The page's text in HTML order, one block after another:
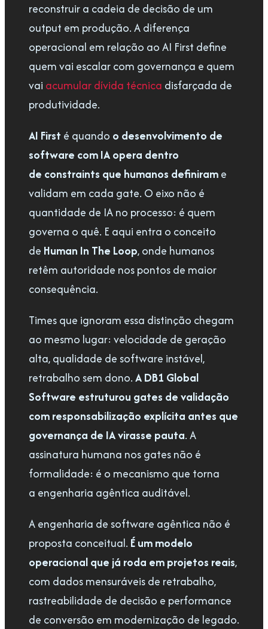
reconstruir a cadeia de decisão de um
output em produção. A diferença
operacional em relação ao AI First define
quem vai escalar com governança e quem
vai acumular dívida técnica disfarçada de
produtividade.
AI First é quando o desenvolvimento de
software com IAopera dentro
de constraints que humanos definirame
validam em cada gate. O eixo não é
quantidade de IA no processo: é quem
governa o quê. E aqui entra o conceito
de Human In The Loop, onde humanos
retêm autoridade nos pontos de maior
consequência.
Times que ignoram essa distinção chegam
ao mesmo lugar: velocidade de geração
alta, qualidade de software instável,
retrabalho sem dono.A DB1 Global
Software estruturou gates de validação
com responsabilização explícita antes que
governança de IA virasse pauta. A
assinatura humana nos gates não é
formalidade: é o mecanismo que torna
a engenharia agêntica auditável.
A engenharia de software agêntica não é
proposta conceitual. É um modelo
operacional que já roda em projetos reais,
com dados mensuráveis de retrabalho,
rastreabilidade de decisão e performance
de conversão em modernização de legado.